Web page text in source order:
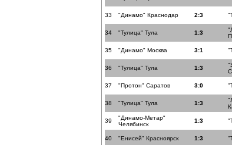
33 "Динамо" Краснодар 2:3
34 "Тулица" Тула 1:3
35 "Динамо" Москва 3:1
36 "Тулица" Тула 1:3
37 "Протон" Саратов 3:0
38 "Тулица" Тула 1:3
39
"Динамо-Метар"
Челябинск
1:3
40 "Енисей" Красноярск 1:3